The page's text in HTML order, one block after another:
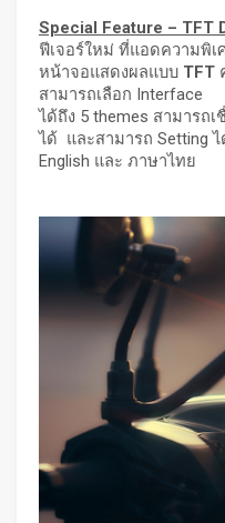
Special Feature – TFT
ฟีเจอร์ใหม่ ที่แอดความพิเ
หน้าจอแสดงผลแบบ TFT
สามารถเลือก Interface
ได้ถึง 5 themes สามารถ
ได้ และสามารถ Setting
English และ ภาษาไทย